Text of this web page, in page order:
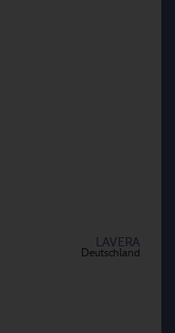
LAVERA
Deutschland